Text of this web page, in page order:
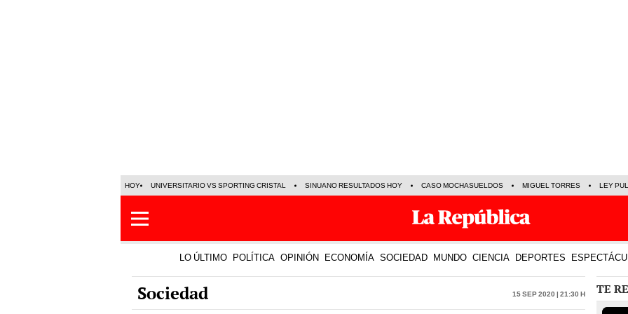
HOY UNIVERSITARIO VS SPORTING CRISTAL SINUANO RESULTADOS HOY CASO MOCHASUELDOS MIGUEL TORRES LEY
LO ÚLTIMO POLÍTICA OPINIÓN ECONOMÍA SOCIEDAD MUNDO CIENCIA DEPORTES
Sociedad 15 Sep 2020 | 21:30 h TE